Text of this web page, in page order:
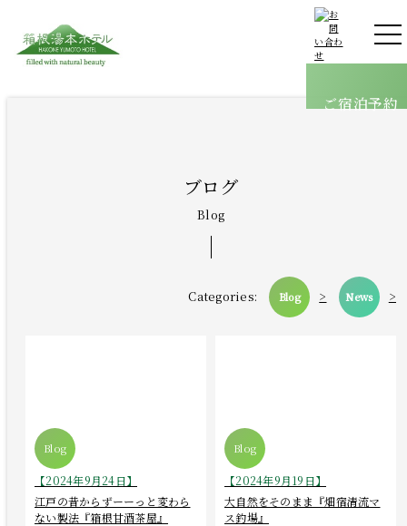
Language
客室
ご宿泊予約
ブログ
Blog
Categories: Blog > News >
【2024年9月24日】
江戸の昔からずーーっと変わら
ない製法『箱根甘酒茶屋』
【2024年9月19日】
大自然をそのまま『畑宿清流マ
ス釣場』